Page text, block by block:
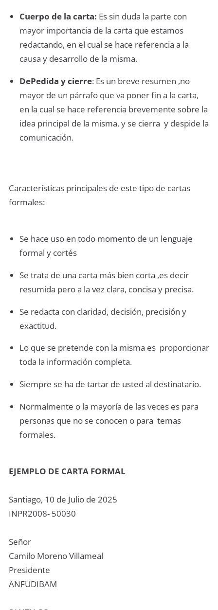
Cuerpo de la carta: Es sin duda la parte con
mayor importancia de la carta que estamos
redactando, en el cual se hace referencia a la
causa y desarrollo de la misma.
DePedida y cierre: Es un breve resumen ,no
mayor de un párrafo que va poner fin a la carta,
en la cual se hace referencia brevemente sobre la
idea principal de la misma, y se cierra y despide la
comunicación.
Características principales de este tipo de cartas
formales:
Se hace uso en todo momento de un lenguaje
formal y cortés
Se trata de una carta más bien corta ,es decir
resumida pero a la vez clara, concisa y precisa.
Se redacta con claridad, decisión, precisión y
exactitud.
Lo que se pretende con la misma es proporcionar
toda la información completa.
Siempre se ha de tartar de usted al destinatario.
Normalmente o la mayoría de las veces es para
personas que no se conocen o para temas
formales.
EJEMPLO DE CARTA FORMAL
Santiago, 10 de Julio de 2025
INPR2008- 50030
Señor
Camilo Moreno Villameal
Presidente
ANFUDIBAM